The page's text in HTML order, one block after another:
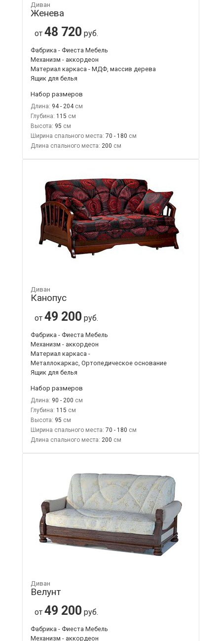
Диван
Женева
от 48 720 руб.
Фабрика - Фиеста Мебель
Механизм - аккордеон
Материал каркаса - МДФ, массив дерева
Ящик для белья
Набор размеров
Длина: 94 - 204
Глубина: 115
Высота: 95
Ширина спального места: 70 - 180
Длина спального места: 200
Диван
Канопус
от 49 200 руб.
Фабрика - Фиеста Мебель
Механизм - аккордеон
Материал каркаса -
Металлокаркас, Ортопедическое основание
Ящик для белья
Набор размеров
Длина: 90 - 200
Глубина: 115
Высота: 95
Ширина спального места: 70 - 180
Длина спального места: 200
Диван
Велунт
от 49 200 руб.
Фабрика - Фиеста Мебель
Механизм - аккордеон